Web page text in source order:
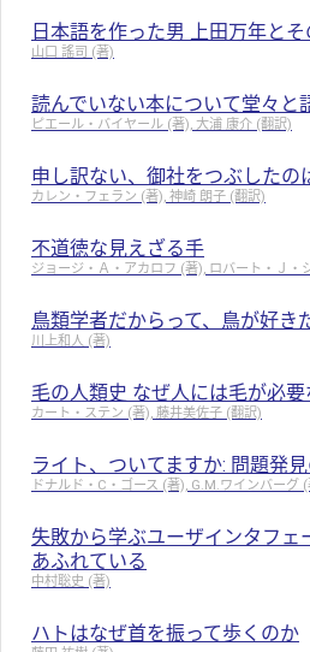
日本語を作った男 上田万年と
山口 謠司 (著)
読んでいない本について堂々と
ピエール・バイヤール (著), 大浦 康介 (翻訳)
申し訳ない、御社をつぶしたの
カレン・フェラン (著), 神崎 朗子 (翻訳)
不道徳な見えざる手
ジョージ・Ａ・アカロフ (著), ロバート・Ｊ・
鳥類学者だからって、鳥が好き
川上和人 (著)
毛の人類史 なぜ人には毛が必
カート・ステン (著), 藤井美佐子 (翻訳)
ライト、ついてますか: 問題発
ドナルド・C・ゴース (著), G.M.ワインバーグ
失敗から学ぶユーザインタフ
あふれている
中村聡史 (著)
ハトはなぜ首を振って歩くのか